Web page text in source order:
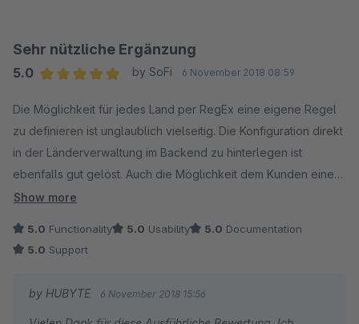
Sehr nützliche Ergänzung
5.0
by SoFi 6 November 2018 08:59
Die Möglichkeit für jedes Land per RegEx eine eigene Regel
zu definieren ist unglaublich vielseitig. Die Konfiguration direkt
in der Länderverwaltung im Backend zu hinterlegen ist
ebenfalls gut gelöst. Auch die Möglichkeit dem Kunden eine
zulässige Schreibweise je Lieferland zu zeigen wenn er eine
Kunden die Eingabe deutlich und sorgt einfach für korrektere
Schreibweisen bei der PLZ.
Den einzigen Abzug den ich hier vergeben muss ist der für die
Show more
5.0 Functionality 5.0 Usability 5.0 Documentation
5.0 Support
by HUBYTE 6 November 2018 15:56